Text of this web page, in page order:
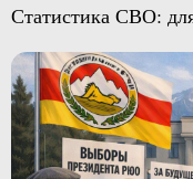
Статистика СВО: